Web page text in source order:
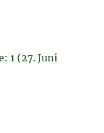
1 (27. Juni